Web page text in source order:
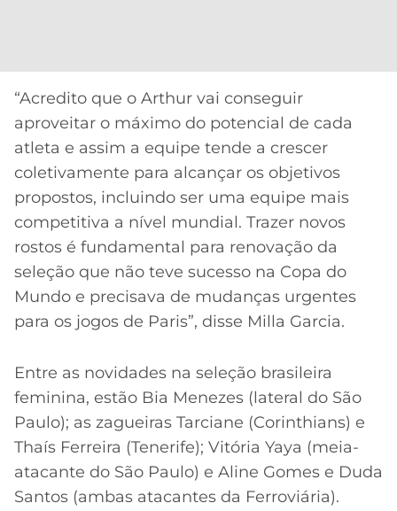
“Acredito que o Arthur vai conseguir
aproveitar o máximo do potencial de cada
atleta e assim a equipe tende a crescer
coletivamente para alcançar os objetivos
propostos, incluindo ser uma equipe mais
competitiva a nível mundial. Trazer novos
rostos é fundamental para renovação da
seleção que não teve sucesso na Copa do
Mundo e precisava de mudanças urgentes
para os jogos de Paris”, disse Milla Garcia.
Entre as novidades na seleção brasileira
feminina, estão Bia Menezes (lateral do São
Paulo); as zagueiras Tarciane (Corinthians) e
Thaís Ferreira (Tenerife); Vitória Yaya (meia-
atacante do São Paulo) e Aline Gomes e Duda
Santos (ambas atacantes da Ferroviária).